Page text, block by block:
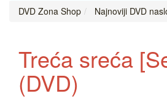
DVD Zona Shop Najnoviji DVD
Treća sreća
(DVD)